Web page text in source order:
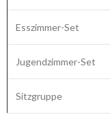
Esszimmer-Set
Jugendzimmer-Set
Sitzgruppe